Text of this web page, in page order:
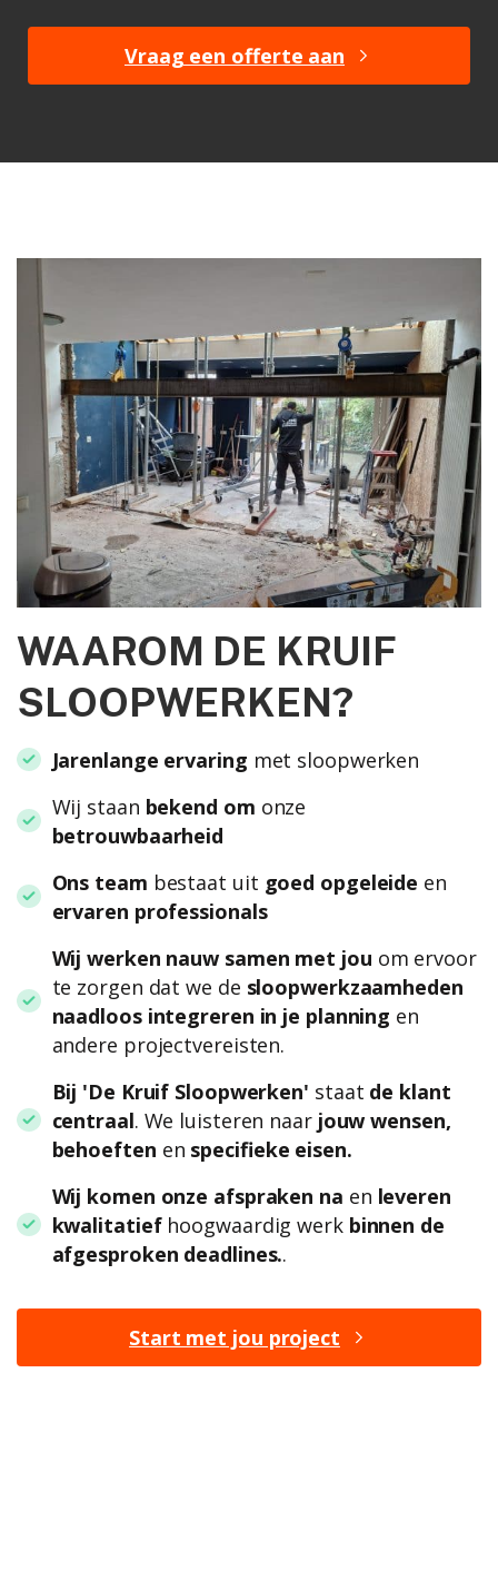
Vraag een offerte aan
WAAROM DE KRUIF
SLOOPWERKEN?
Jarenlange ervaring met sloopwerken
Wij staan bekend om onze
betrouwbaarheid
Ons team bestaat uit goed opgeleide en
ervaren professionals
Wij werken nauw samen met jou om ervoor
te zorgen dat we de sloopwerkzaamheden
naadloos integreren in je planning en
andere projectvereisten.
Bij 'De Kruif Sloopwerken' staat de klant
centraal. We luisteren naar jouw wensen,
behoeften en specifieke eisen.
Wij komen onze afspraken na en leveren
kwalitatiefhoogwaardig werk binnen de
afgesproken deadlines..
Start met jou project